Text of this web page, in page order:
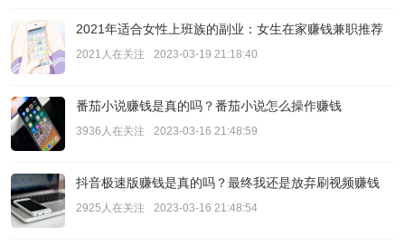
2021年适合女性上班族的副业：女生在家赚钱兼职推荐
2021人在关注 2023-03-19 21:18:40
番茄小说赚钱是真的吗？番茄小说怎么操作赚钱
3936人在关注 2023-03-16 21:48:59
抖音极速版赚钱是真的吗？最终我还是放弃刷视频赚钱
2925人在关注 2023-03-16 21:48:54